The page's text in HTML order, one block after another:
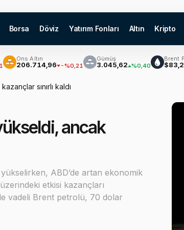
Borsa Döviz Yatırım Fonları Altın Kripto
Ons Altın
-%0,21
Gümüş
3.045,62 %0,40
Brent Petrol
$83,22
sınırlı kaldı
ancak
ABD’de artan ekonomik
etkisi kazançları
vadeli Brent petrolü, 70 dolar